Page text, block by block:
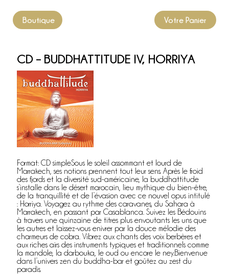
Boutique Votre Panier
CD – BUDDHATTITUDE IV, HORRIYA
Format: CD simpleSous le soleil assommant et lourd de
Marrakech, ses notions prennent tout leur sens. Après le froid
des fjords et la diversité sud-américaine, la buddhattitude
s’installe dans le désert marocain, lieu mythique du bien-être,
de la tranquillité et de l’évasion avec ce nouvel opus intitulé
: Horriya. Voyagez au rythme des caravanes, du Sahara à
Marrakech, en passant par Casablanca. Suivez les Bédouins
à travers une quinzaine de titres plus envoutants les uns que
les autres et laissez-vous enivrer par la douce mélodie des
charmeurs de cobra. Vibrez aux chants des voix berbères et
aux riches airs des instruments typiques et traditionnels comme
la mandole, la darbouka, le oud ou encore le ney.Bienvenue
dans l’univers zen du buddha-bar et goûtez au zest du
paradis.